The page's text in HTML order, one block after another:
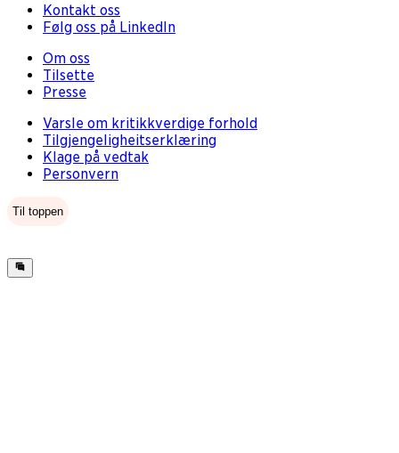
Kontakt oss
Følg oss på LinkedIn
Om oss
Tilsette
Presse
Varsle om kritikkverdige forhold
Tilgjengeligheitserklæring
Klage på vedtak
Personvern
Til toppen